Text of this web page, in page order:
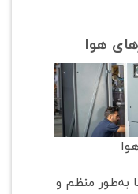
هوا
به‌طور منظم و